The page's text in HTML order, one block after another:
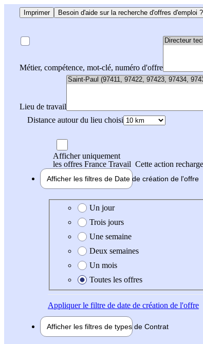
Imprimer Besoin d'aide sur la recherche d'offres d'emploi ?
Métier, compétence, mot-clé, numéro d'offre
Lieu de travail
Distance autour du lieu choisi
Afficher uniquement
les offres France Travail Cette action
Afficher les filtres de Date de création de l'offre
Date de création de l'offre
Un jour
Trois jours
Une semaine
Deux semaines
Un mois
Toutes les offres
Appliquerle filtre de date de création de l'offre
Afficher les filtres de types de Contrat